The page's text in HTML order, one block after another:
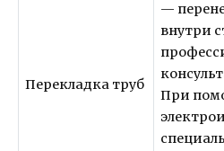
Перекладка труб
—
внутри
При